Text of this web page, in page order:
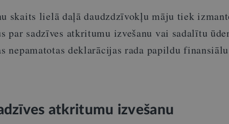
skaits lielā daļā daudzdzīvokļu māju tiek
par sadzīves atkritumu izvešanu vai sadalītu
nepamatotas deklarācijas rada papildu
atkritumu izvešanu